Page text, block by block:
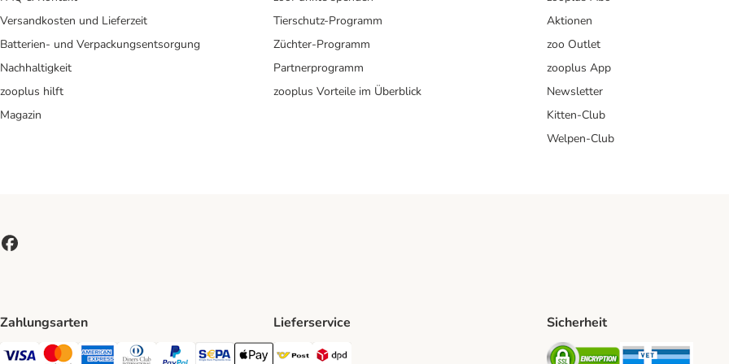
Versandkosten und Lieferzeit
Batterien- und Verpackungsentsorgung
Nachhaltigkeit
zooplus hilft
Magazin
Tierschutz-Programm
Züchter-Programm
Partnerprogramm
zooplus Vorteile im Überblick
Aktionen
zoo Outlet
zooplus App
Newsletter
Kitten-Club
Welpen-Club
Zahlungsarten Lieferservice
Österreichische Post Shipping Method
Sicherheit
Security